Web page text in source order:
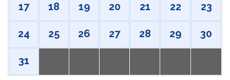
17 18 19 20 21 22 23
24 25 26 27 28 29 30
31